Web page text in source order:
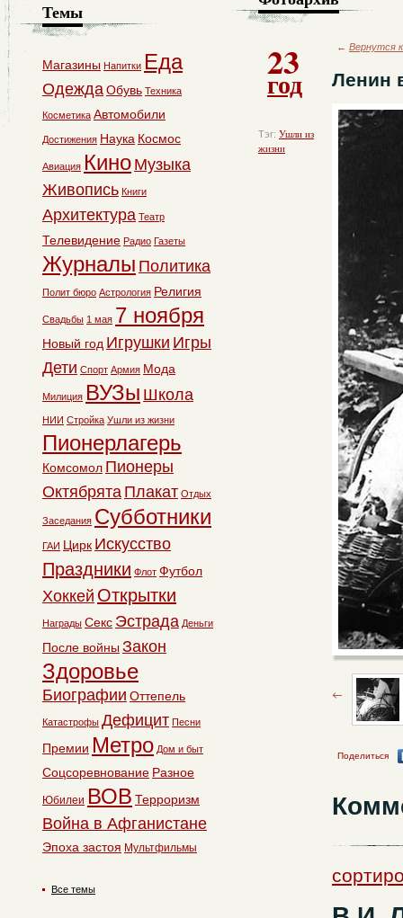
23
год
Тэг: Ушли из
жизни
← Вернутся
Ленин
Поделиться
Темы
Магазины Напитки Еда
ОдеждаОбувь Техника
Косметика Автомобили
Достижения Наука Космос
Авиация Кино Музыка
Живопись Книги
Архитектура Театр
Телевидение Радио Газеты
Журналы Политика
Полит бюро Астрология Религия
Свадьбы 1 мая 7 ноября
Новый год Игрушки Игры
Дети Спорт Армия Мода
Милиция ВУЗы Школа
НИИ Стройка Ушли из жизни
Пионерлагерь
Комсомол Пионеры
Октябрята Плакат Отдых
Заседания Субботники
ГАИ Цирк Искусство
Праздники Флот Футбол
Хоккей Открытки
Награды Секс Эстрада Деньги
После войны Закон
Здоровье
Биографии Оттепель
Катастрофы Дефицит Песни
Премии Метро Дом и быт
Соцсоревнование Разное
Юбилеи ВОВ Терроризм
Война в Афганистане
Эпоха застоя Мультфильмы
Все темы